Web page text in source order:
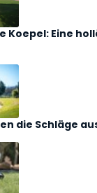
Koepel: Eine
die Schläge